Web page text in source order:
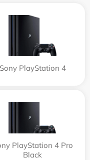
Sony PlayStation 4
PlayStation 4 Pro
Black